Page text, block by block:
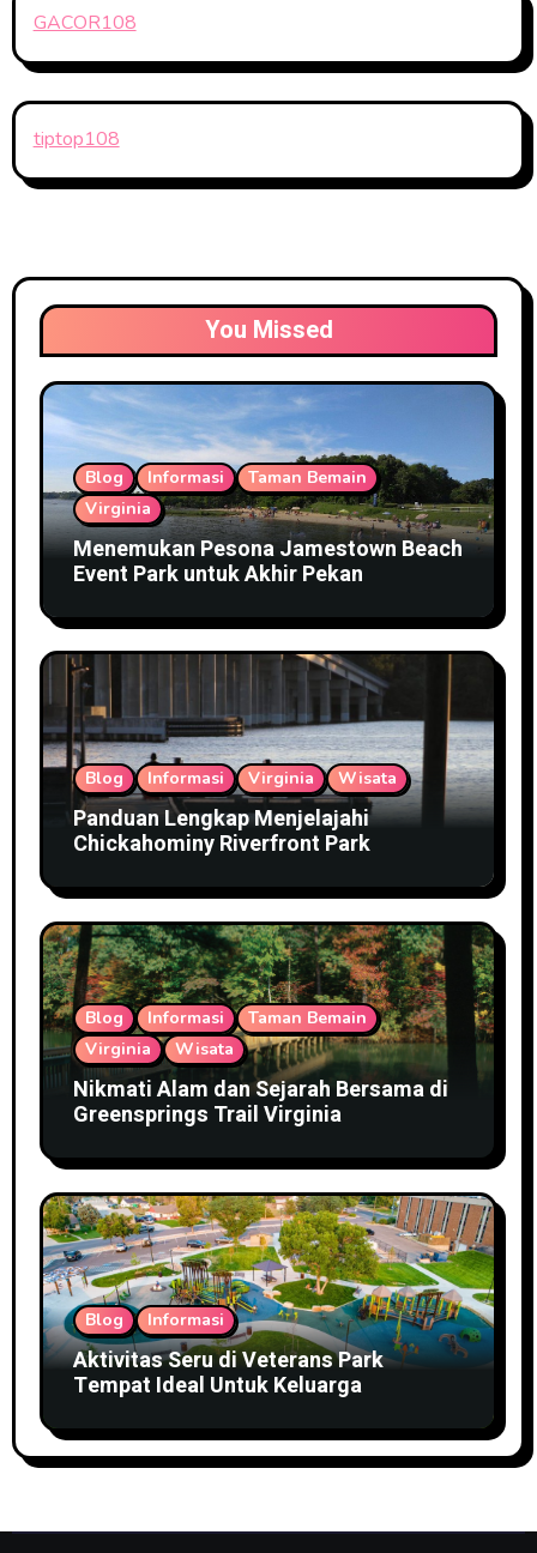
GACOR108
tiptop108
You Missed
Blog Informasi
Taman Bemain
Virginia
Menemukan Pesona Jamestown Beach
Event Park untuk Akhir Pekan
Blog Informasi Virginia Wisata
Panduan Lengkap Menjelajahi
Chickahominy Riverfront Park
Blog Informasi
Taman Bemain
Virginia
Wisata
Nikmati Alam dan Sejarah Bersama di
Greensprings Trail Virginia
Blog Informasi
Aktivitas Seru di Veterans Park
Tempat Ideal Untuk Keluarga